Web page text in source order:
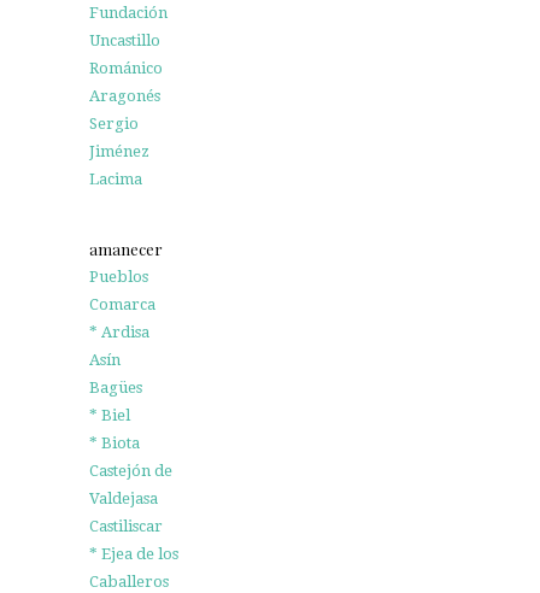
Fundación
Uncastillo
Románico
Aragonés
Sergio
Jiménez
Lacima
amanecer
Pueblos
Comarca
* Ardisa
Asín
Bagües
* Biel
* Biota
Castejón de
Valdejasa
Castiliscar
* Ejea de los
Caballeros